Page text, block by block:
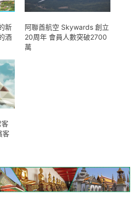
新
酒
阿聯酋航空 Skywards 創立
20周年 會員人數突破2700
萬
客
客